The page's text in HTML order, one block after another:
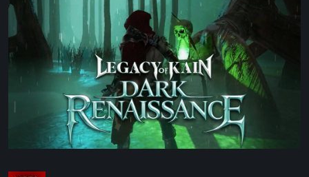
[Video]
of
Dark
Renaissance,
ufficiale